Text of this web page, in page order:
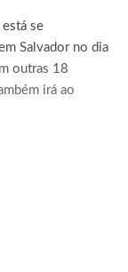
se
Salvador no dia
outras 18
irá ao